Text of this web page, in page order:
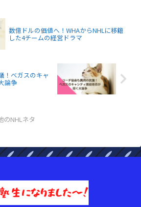
数億ドルの価値へ！WHAからNHLに移籍
した4チームの経営ドラマ
！ベガスのキャ
論争
のNHLネタ